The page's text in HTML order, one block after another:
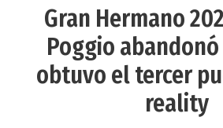
Gran Hermano
Poggio
obtuvo el tercer
reality